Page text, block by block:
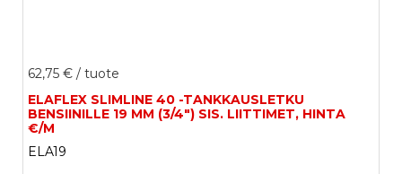
62,75 € / tuote
ELAFLEX SLIMLINE 40 -TANKKAUSLETKU
BENSIINILLE 19 MM (3/4") SIS. LIITTIMET, HINTA
€/M
ELA19